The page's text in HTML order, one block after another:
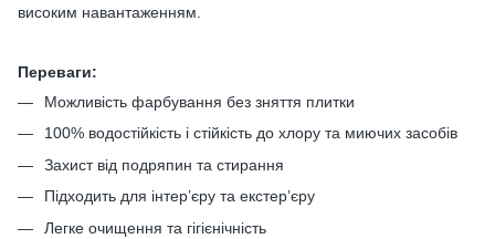
високим навантаженням.
Переваги:
Можливість фарбування без зняття плитки
100% водостійкість і стійкість до хлору та миючих засобів
Захист від подряпин та стирання
Підходить для інтер’єру та екстер’єру
Легке очищення та гігієнічність